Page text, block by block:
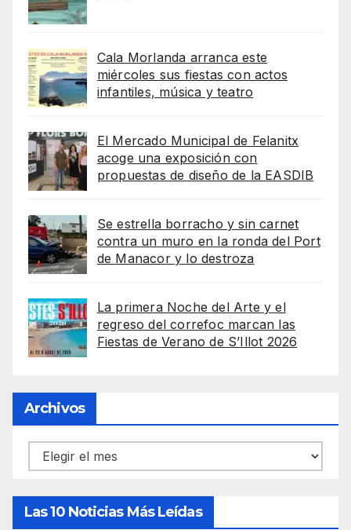
Cala Morlanda arranca este
miércoles sus fiestas con actos
infantiles, música y teatro
El Mercado Municipal de Felanitx
acoge una exposición con
propuestas de diseño de la EASDIB
Se estrella borracho y sin carnet
contra un muro en la ronda del Port
de Manacor y lo destroza
La primera Noche del Arte y el
regreso del correfoc marcan las
Fiestas de Verano de S’Illot 2026
Archivos
Archivos
Las 10 Noticias Más Leídas